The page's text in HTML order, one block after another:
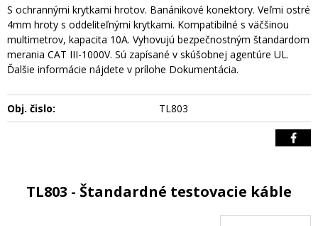
S ochrannými krytkami hrotov. Banánikové konektory. Veľmi ostré
4mm hroty s oddeliteľnými krytkami. Kompatibilné s väčšinou
multimetrov, kapacita 10A. Vyhovujú bezpečnostným štandardom
merania CAT III-1000V. Sú zapísané v skúšobnej agentúre UL.
Ďalšie informácie nájdete v prílohe Dokumentácia.
Obj. čislo: TL803
TL803 - Štandardné testovacie káble